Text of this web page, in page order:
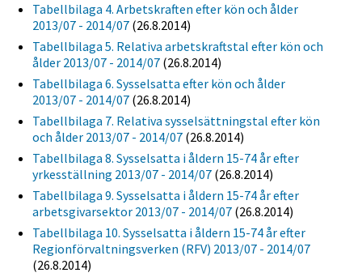
Tabellbilaga 4. Arbetskraften efter kön och ålder
2013/07 - 2014/07 (26.8.2014)
Tabellbilaga 5. Relativa arbetskraftstal efter kön och
ålder 2013/07 - 2014/07 (26.8.2014)
Tabellbilaga 6. Sysselsatta efter kön och ålder
2013/07 - 2014/07 (26.8.2014)
Tabellbilaga 7. Relativa sysselsättningstal efter kön
och ålder 2013/07 - 2014/07 (26.8.2014)
Tabellbilaga 8. Sysselsatta i åldern 15-74 år efter
yrkesställning 2013/07 - 2014/07 (26.8.2014)
Tabellbilaga 9. Sysselsatta i åldern 15-74 år efter
arbetsgivarsektor 2013/07 - 2014/07 (26.8.2014)
Tabellbilaga 10. Sysselsatta i åldern 15-74 år efter
Regionförvaltningsverken (RFV) 2013/07 - 2014/07
(26.8.2014)